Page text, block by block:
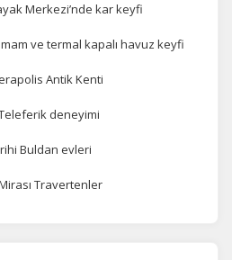
Merkezi’nde kar keyfi
ve termal kapalı havuz keyfi
Antik Kenti
Teleferik deneyimi
Buldan evleri
Travertenler